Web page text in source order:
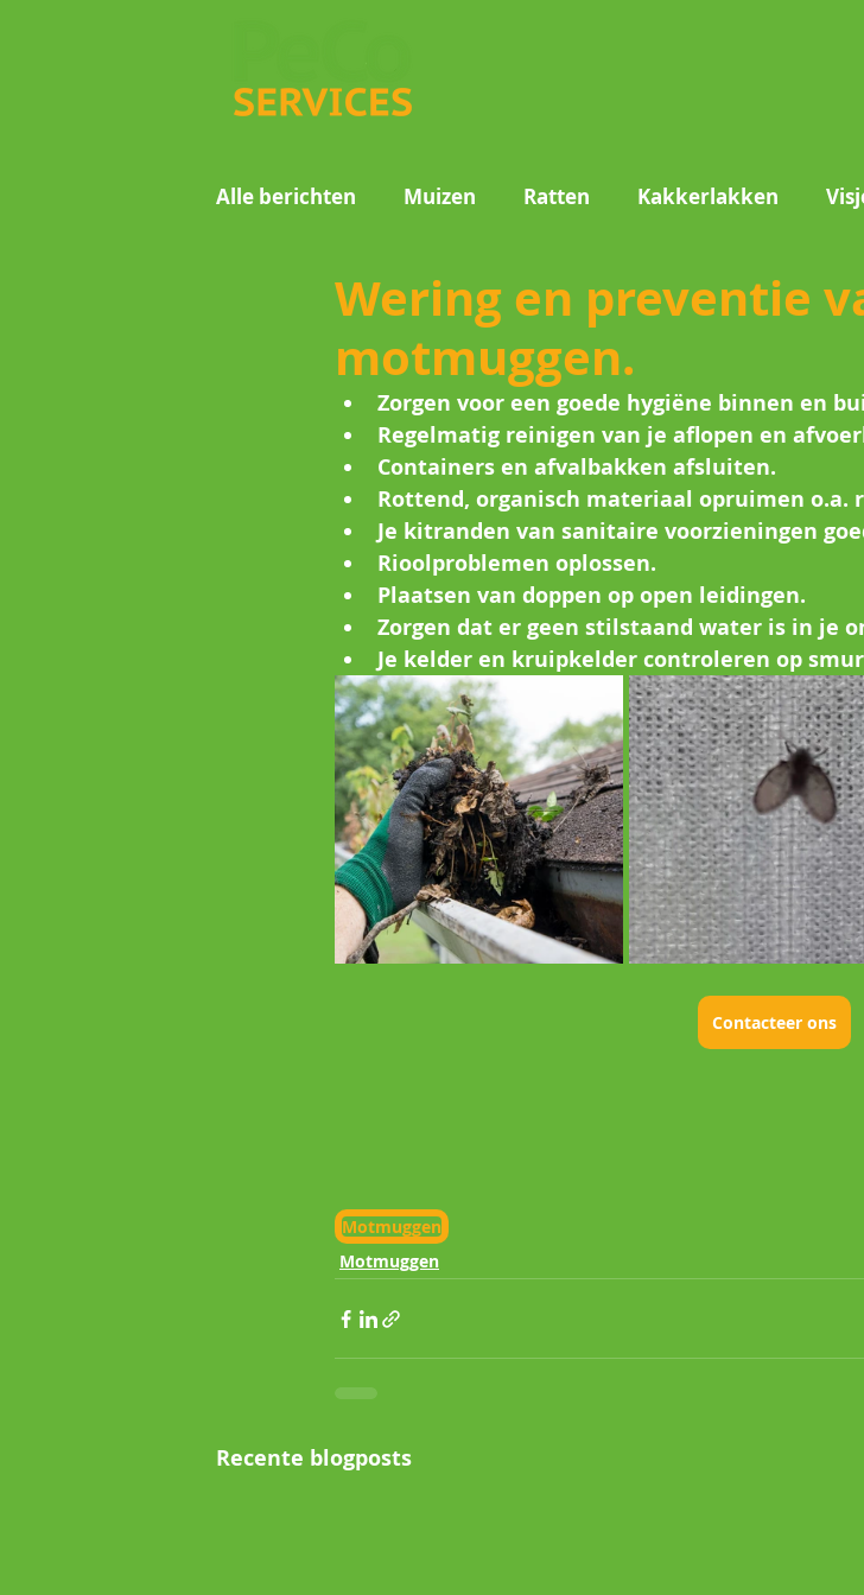
Alle berichten Muizen Ratten Kakkerlakken
Motmuggen Wespen Vliegen Mieren
Wering en preventie
motmuggen.
Zorgen voor een goede hygiëne binnen en
Regelmatig reinigen van je aflopen en
Containers en afvalbakken afsluiten.
Rottend, organisch materiaal opruimen
Je kitranden van sanitaire voorzieningen
Rioolproblemen oplossen.
Plaatsen van doppen op open leidingen.
Zorgen dat er geen stilstaand water is in je
Je kelder en kruipkelder controleren op
Contacteer ons
Motmuggen
Motmuggen
Recente blogposts